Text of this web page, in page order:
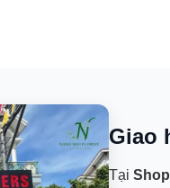
Giao
Tại